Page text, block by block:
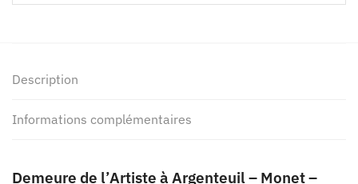
Description
Informations complémentaires
Demeure de l’Artiste à Argenteuil – Monet –